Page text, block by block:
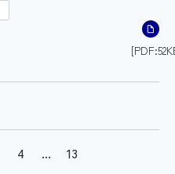
4 ... 13